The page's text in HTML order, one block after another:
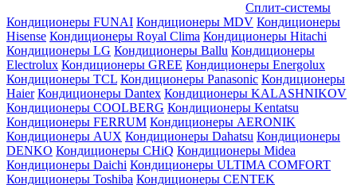
Сплит-системы
Кондиционеры FUNAI Кондиционеры MDV Кондиционеры
Hisense Кондиционеры Royal Clima Кондиционеры Hitachi
Кондиционеры LG Кондиционеры Ballu Кондиционеры
Electrolux Кондиционеры GREE Кондиционеры Energolux
Кондиционеры TCL Кондиционеры Panasonic Кондиционеры
Haier Кондиционеры Dantex Кондиционеры KALASHNIKOV
Кондиционеры СOOLBERG Кондиционеры Kentatsu
Кондиционеры FERRUM Кондиционеры AERONIK
Кондиционеры AUX Кондиционеры Dahatsu Кондиционеры
DENKO Кондиционеры CHiQ Кондиционеры Midea
Кондиционеры Daichi Кондиционеры ULTIMA COMFORT
Кондиционеры Toshiba Кондиционеры CENTEK